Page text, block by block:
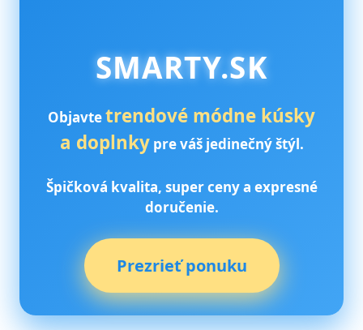
SMARTY.SK
Objavtetrendové módne kúsky
a doplnkypre váš jedinečný štýl.
Špičková kvalita, super ceny a expresné
doručenie.
Prezrieť ponuku